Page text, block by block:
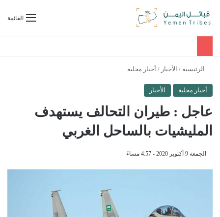
القائمةبحث عن
الرئيسية / الأخبار / أخبار محلية
أخبار محلية الأخبار
عاجل : طيران التحالف يستهدف
المليشيات بالساحل الغربي
الجمعة 9 أكتوبر 2020 - 4:57 مساءً